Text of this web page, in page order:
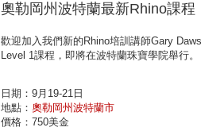
奧勒岡州波特蘭最新Rhino課程
歡迎加入我們新的Rhino培訓講師Gary
Level 1課程，即將在波特蘭珠寶學院舉行。
日期：9月19-21日
地點： 奧勒岡州波特蘭市
價格：750美金